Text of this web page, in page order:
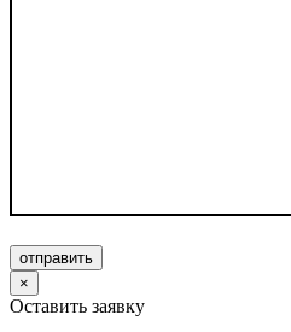
отправить
×
Оставить заявку